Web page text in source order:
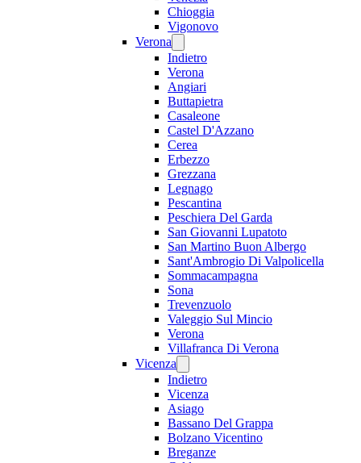
Chioggia
Vigonovo
Verona
Indietro
Verona
Angiari
Buttapietra
Casaleone
Castel D'Azzano
Cerea
Erbezzo
Grezzana
Legnago
Pescantina
Peschiera Del Garda
San Giovanni Lupatoto
San Martino Buon Albergo
Sant'Ambrogio Di Valpolicella
Sommacampagna
Sona
Trevenzuolo
Valeggio Sul Mincio
Verona
Villafranca Di Verona
Vicenza
Indietro
Vicenza
Asiago
Bassano Del Grappa
Bolzano Vicentino
Breganze